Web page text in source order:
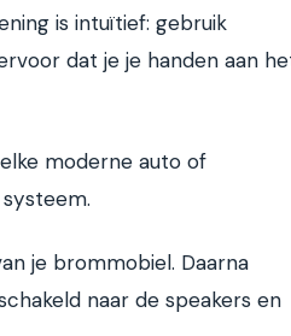
is intuïtief: gebruik
dat je je handen aan
moderne auto of
je brommobiel. Daarna
naar de speakers en